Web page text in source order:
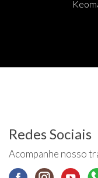
Redes Sociais
Acompanhe nosso